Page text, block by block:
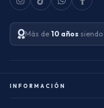
Más de 10 años
INFORMACIÓN